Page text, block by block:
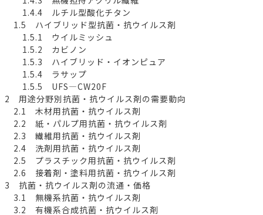
1.4.4 ルチル型酸化チタン
1.5 ハイブリッド型抗菌・抗ウイルス剤
1.5.1 ウイルミッシュ
1.5.2 カビノン
1.5.3 ハイブリッド・イオンピュア
1.5.4 ラサップ
1.5.5 UFS―CW20F
2 用途分野別抗菌・抗ウイルス剤の需要動向
2.1 木材用抗菌・抗ウイルス剤
2.2 紙・パルプ用抗菌・抗ウイルス剤
2.3 繊維用抗菌・抗ウイルス剤
2.4 洗剤用抗菌・抗ウイルス剤
2.5 プラスチック用抗菌・抗ウイルス剤
2.6 接着剤・塗料用抗菌・抗ウイルス剤
3 抗菌・抗ウイルス剤の流通・価格
3.1 無機系抗菌・抗ウイルス剤
3.2 有機系合成抗菌・抗ウイルス剤